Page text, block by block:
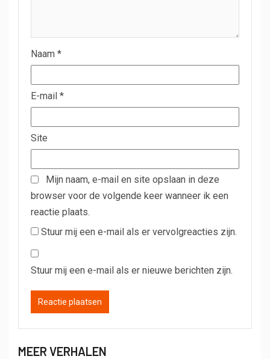
Naam *
E-mail *
Site
Mijn naam, e-mail en site opslaan in deze
browser voor de volgende keer wanneer ik een
reactie plaats.
Stuur mij een e-mail als er vervolgreacties zijn.
Stuur mij een e-mail als er nieuwe berichten zijn.
MEER VERHALEN